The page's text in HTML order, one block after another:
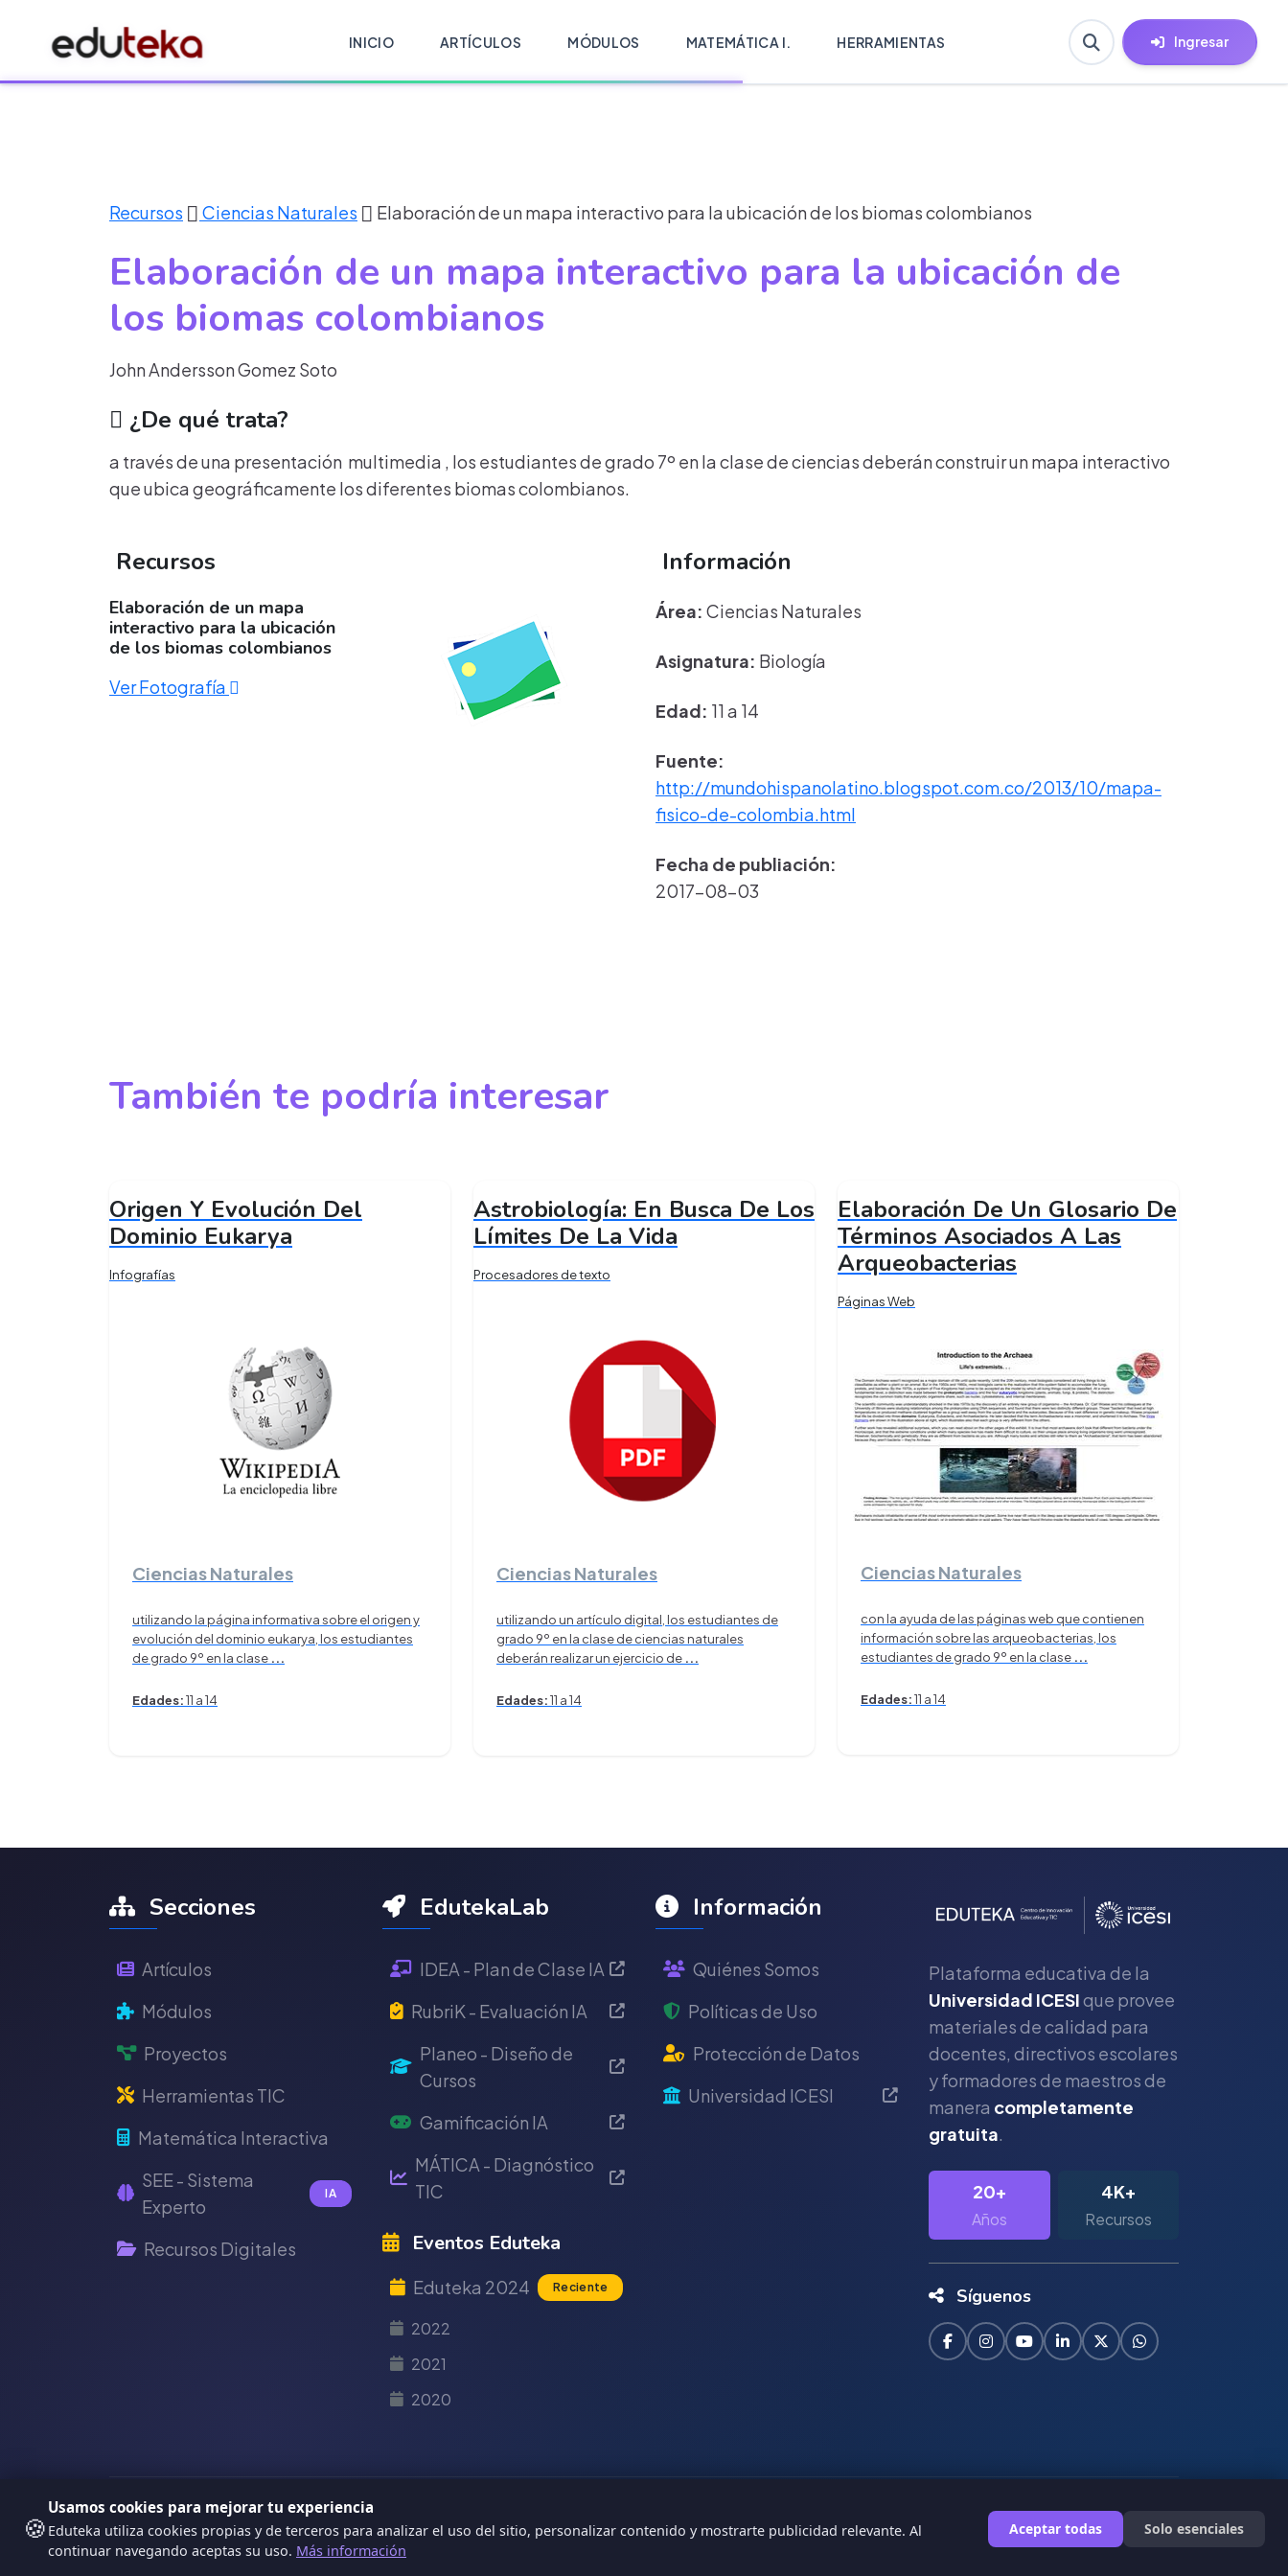
INICIO ARTÍCULOS MÓDULOS MATEMÁTICA I. HERRAMIENTAS Ingresar
Recursos Ciencias Naturales Elaboración de un mapa interactivo para la ubicación de los biomas colombianos
Elaboración de un mapa interactivo para la ubicación de
los biomas colombianos
John Andersson Gomez Soto
¿De qué trata?
a través de una presentación multimedia , los estudiantes de grado 7º en la clase de ciencias deberán construir un mapa interactivo
que ubica geográficamente los diferentes biomas colombianos.
Recursos
Elaboración de un mapa
interactivo para la ubicación
de los biomas colombianos
Ver Fotografía
Información
Área: Ciencias Naturales
Asignatura: Biología
Edad: 11 a 14
Fuente:
http://mundohispanolatino.blogspot.com.co/2013/10/mapa-
fisico-de-colombia.html
Fecha de publiación:
2017-08-03
También te podría interesar
Origen Y Evolución Del
Dominio Eukarya
Infografías
Ciencias Naturales
utilizando la página informativa sobre el origen y
evolución del dominio eukarya, los estudiantes
de grado 9º en la clase ...
Edades:11 a 14
Astrobiología: En Busca De Los
Límites De La Vida
Procesadores de texto
Ciencias Naturales
utilizando un artículo digital, los estudiantes de
grado 9º en la clase de ciencias naturales
deberán realizar un ejercicio de ...
Edades:11 a 14
Elaboración De Un Glosario De
Términos Asociados A Las
Arqueobacterias
Páginas Web
Ciencias Naturales
con la ayuda de las páginas web que contienen
información sobre las arqueobacterias, los
estudiantes de grado 9º en la clase ...
Edades:11 a 14
🍪
Usamos cookies para mejorar tu experiencia
Eduteka utiliza cookies propias y de terceros para analizar el uso del sitio, personalizar contenido y mostrarte publicidad relevante. Al
continuar navegando aceptas su uso. Más información
Aceptar todas Solo esenciales
Secciones
Artículos
Módulos
Proyectos
Herramientas TIC
Matemática Interactiva
SEE - Sistema
Experto
IA
Recursos Digitales
EdutekaLab
IDEA - Plan de Clase IA
RubriK - Evaluación IA
Planeo - Diseño de
Cursos
Gamificación IA
MÁTICA - Diagnóstico
TIC
Eventos Eduteka
Eduteka 2024 Reciente
2022
2021
2020
Información
Quiénes Somos
Políticas de Uso
Protección de Datos
Universidad ICESI
Plataforma educativa de la
Universidad ICESIque provee
materiales de calidad para
docentes, directivos escolares
y formadores de maestros de
manera completamente
gratuita.
20+
Años
4K+
Recursos
Síguenos
Copyright Eduteka 2001-2026 - Universidad ICESI Términos de Servicio | Privacidad